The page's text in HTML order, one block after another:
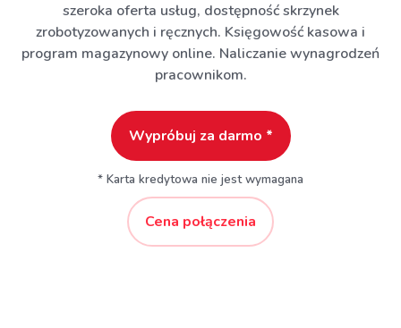
szeroka oferta usług, dostępność skrzynek
zrobotyzowanych i ręcznych. Księgowość kasowa i
program magazynowy online. Naliczanie wynagrodzeń
pracownikom.
Wypróbuj za darmo *
* Karta kredytowa nie jest wymagana
Cena połączenia